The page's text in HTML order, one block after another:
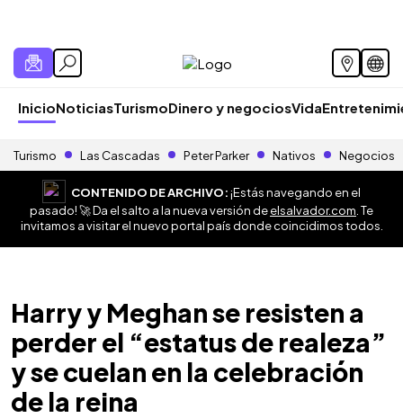
InicioNoticiasTurismoDinero y negociosVida
Turismo Las Cascadas Peter Parker Nativos Negocios
CONTENIDO DE ARCHIVO:¡Estás navegando en el
pasado! 🚀 Da el salto a la nueva versión deelsalvador.com . Te
invitamos a visitar el nuevo portal país donde coincidimos todos.
Harry y Meghan se resisten a
perder el “estatus de realeza”
y se cuelan en la celebración
de la reina